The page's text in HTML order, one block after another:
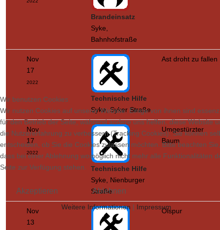
Brandeinsatz
Syke,
Bahnhofstraße
Nov
17
2022
Technische Hilfe
Syke, Syker Straße
Ast droht zu fallen
Nov
17
2022
Technische Hilfe
Syke, Nienburger
Straße
Umgestürzter
Baum
Nov
13
Ölspur
Wir benutzen Cookies
Wir nutzen Cookies auf unserer Website. Einige von ihnen sind
für den Betrieb der Seite, während andere uns helfen, diese Website
die Nutzererfahrung zu verbessern (Tracking Cookies). Sie können
entscheiden, ob Sie die Cookies zulassen möchten. Bitte beachten Sie,
dass bei einer Ablehnung womöglich nicht mehr alle Funktionalitäten
Seite zur Verfügung stehen.
Akzeptieren Ablehnen
Weitere Informationen | Impressum